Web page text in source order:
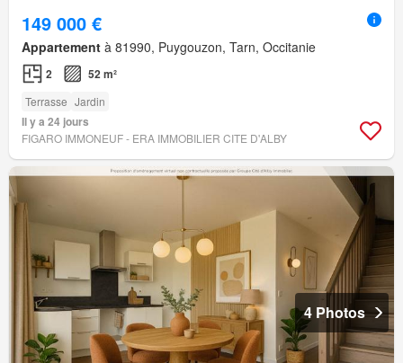
149 000 €
Appartement à 81990, Puygouzon, Tarn, Occitanie
2 52 m²
Terrasse Jardin
Il y a 24 jours
FIGARO IMMONEUF - ERA IMMOBILIER CITE D'ALBY
4 Photos